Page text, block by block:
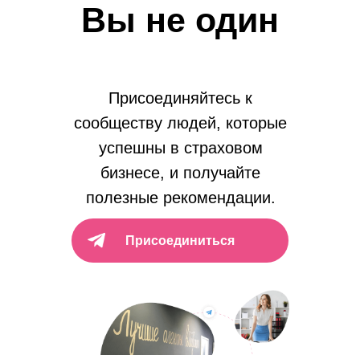
Вы не один
Присоединяйтесь к
сообществу людей, которые
успешны в страховом
бизнесе, и получайте
полезные рекомендации.
Присоединиться